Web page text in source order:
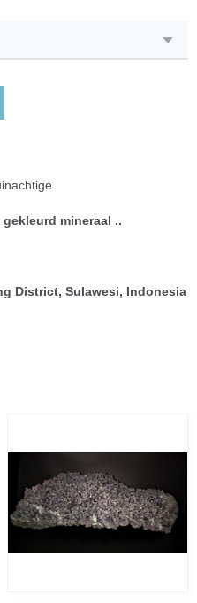
mineraal ..
District, Sulawesi, Indonesia